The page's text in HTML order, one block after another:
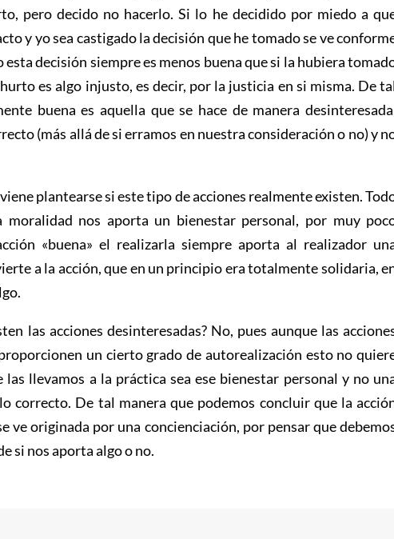
pero decido no hacerlo. Si lo he decidido por miedo a
y yo sea castigado la decisión que he tomado se ve
decisión siempre es menos buena que si la hubiera
es algo injusto, es decir, por la justicia en si misma. De
buena es aquella que se hace de manera
(más allá de si erramos en nuestra consideración o no) y
plantearse si este tipo de acciones realmente existen.
moralidad nos aporta un bienestar personal, por muy
«buena» el realizarla siempre aporta al realizador
a la acción, que en un principio era totalmente solidaria,
las acciones desinteresadas? No, pues aunque las
un cierto grado de autorealización esto no
llevamos a la práctica sea ese bienestar personal y no
correcto. De tal manera que podemos concluir que la
ve originada por una concienciación, por pensar que
si nos aporta algo o no.